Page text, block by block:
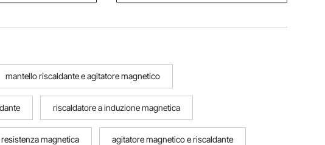
mantello riscaldante e agitatore magnetico
riscaldatore a induzione magnetica
magnetica agitatore magnetico e riscaldante